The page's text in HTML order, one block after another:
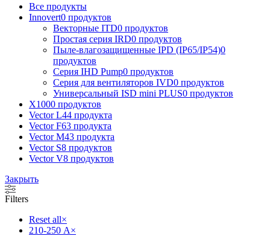
Все продукты
Innovert0 продуктов
Векторные ITD0 продуктов
Простая серия IRD0 продуктов
Пыле-влагозащищенные IPD (IP65/IP54)0
продуктов
Серия IHD Pump0 продуктов
Серия для вентиляторов IVD0 продуктов
Универсальный ISD mini PLUS0 продуктов
X1000 продуктов
Vector L44 продукта
Vector F63 продукта
Vector M43 продукта
Vector S8 продуктов
Vector V8 продуктов
Закрыть
Filters
Reset all×
210-250 А×